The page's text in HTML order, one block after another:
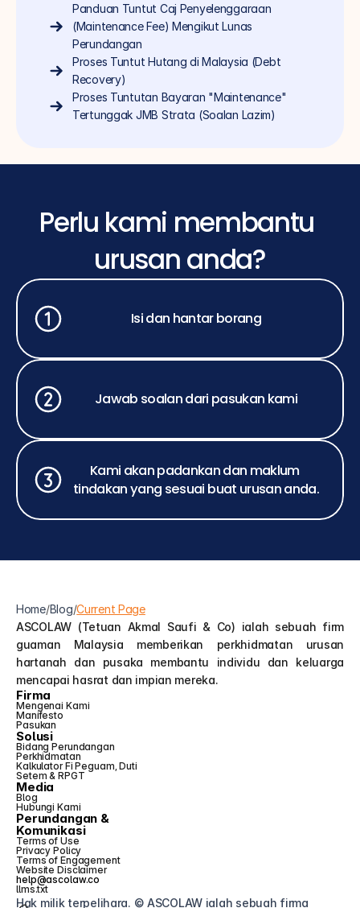
Panduan Tuntut Caj Penyelenggaraan
(Maintenance Fee) Mengikut Lunas
Perundangan
Proses Tuntut Hutang di Malaysia (Debt
Recovery)
Proses Tuntutan Bayaran "Maintenance"
Tertunggak JMB Strata (Soalan Lazim)
Perlu kami membantu
urusan anda?
Isi dan hantar borang
Jawab soalan dari pasukan kami
Kami akan padankan dan maklum
tindakan yang sesuai buat urusan anda.
Home/Blog/Current Page
ASCOLAW (Tetuan Akmal Saufi & Co) ialah sebuah firm
guaman Malaysia memberikan perkhidmatan urusan
hartanah dan pusaka membantu individu dan keluarga
mencapai hasrat dan impian mereka.
Firma
Mengenai Kami
Manifesto
Pasukan
Solusi
Bidang Perundangan
Perkhidmatan
Kalkulator Fi Peguam, Duti
Setem & RPGT
Media
Blog
Hubungi Kami
Perundangan &
Komunikasi
Terms of Use
Privacy Policy
Terms of Engagement
Website Disclaimer
help@ascolaw.co
llms.txt
Hak milik terpelihara. © ASCOLAW ialah sebuah firma